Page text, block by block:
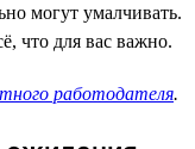
могут умалчивать.
что для вас важно.
работодателя.